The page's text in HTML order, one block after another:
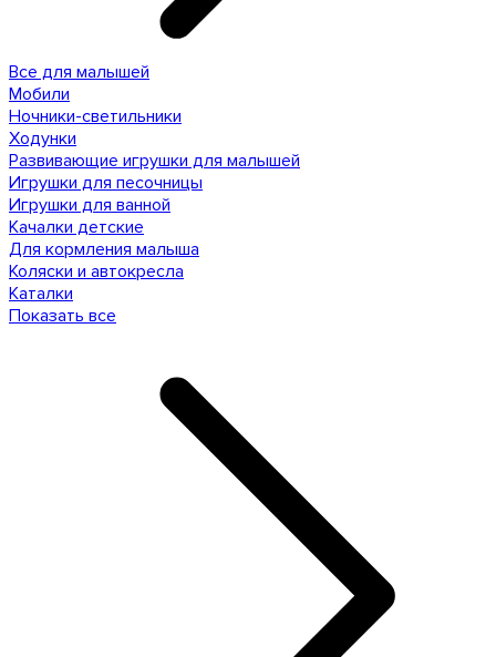
Все для малышей
Мобили
Ночники-светильники
Ходунки
Развивающие игрушки для малышей
Игрушки для песочницы
Игрушки для ванной
Качалки детские
Для кормления малыша
Коляски и автокресла
Каталки
Показать все